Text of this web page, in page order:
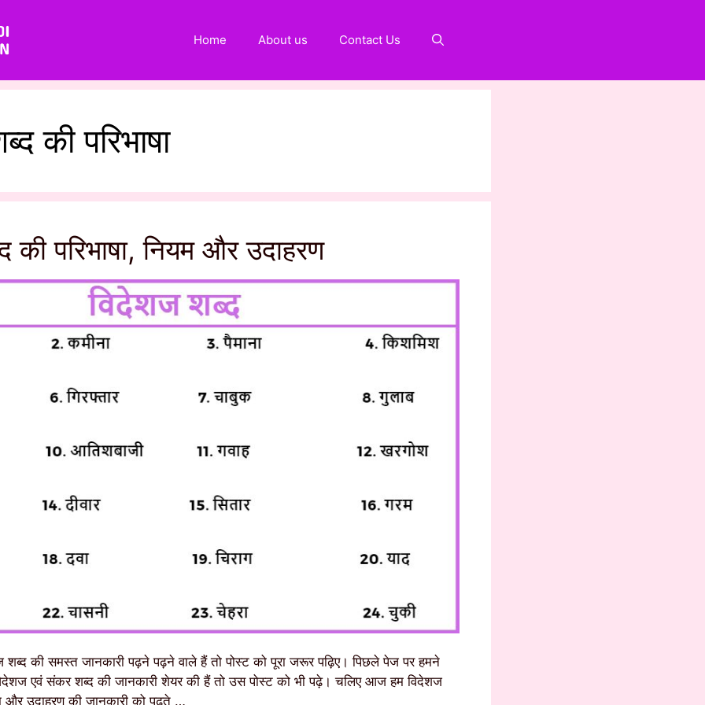
Home About us Contact Us
की परिभाषा
की परिभाषा, नियम और उदाहरण
की समस्त जानकारी पढ़ने पढ़ने वाले हैं तो पोस्ट को पूरा जरूर पढ़िए। पिछले पेज पर हमने
एवं संकर शब्द की जानकारी शेयर की हैं तो उस पोस्ट को भी पढ़े। चलिए आज हम विदेशज
और उदाहरण की जानकारी को पढ़ते …